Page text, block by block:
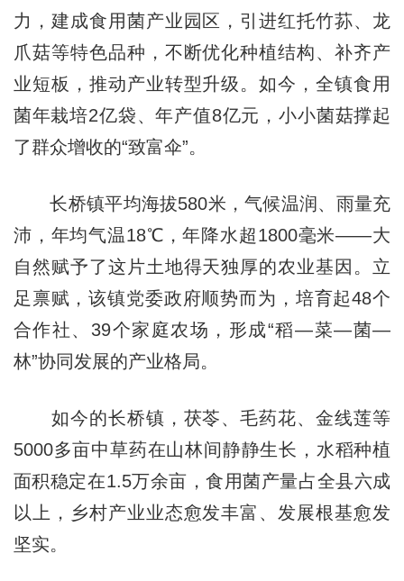
力，建成食用菌产业园区，引进红托竹荪、龙
爪菇等特色品种，不断优化种植结构、补齐产
业短板，推动产业转型升级。如今，全镇食用
菌年栽培2亿袋、年产值8亿元，小小菌菇撑起
了群众增收的“致富伞”。
长桥镇平均海拔580米，气候温润、雨量充
沛，年均气温18℃，年降水超1800毫米——大
自然赋予了这片土地得天独厚的农业基因。立
足禀赋，该镇党委政府顺势而为，培育起48个
合作社、39个家庭农场，形成“稻—菜—菌—
林”协同发展的产业格局。
如今的长桥镇，茯苓、毛药花、金线莲等
5000多亩中草药在山林间静静生长，水稻种植
面积稳定在1.5万余亩，食用菌产量占全县六成
以上，乡村产业业态愈发丰富、发展根基愈发
坚实。